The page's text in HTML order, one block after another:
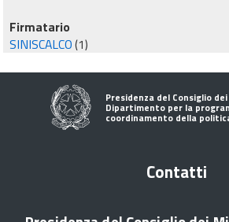
Firmatario
SINISCALCO(1)
Presidenza del Consiglio
Dipartimento per la
coordinamento della
Contatti